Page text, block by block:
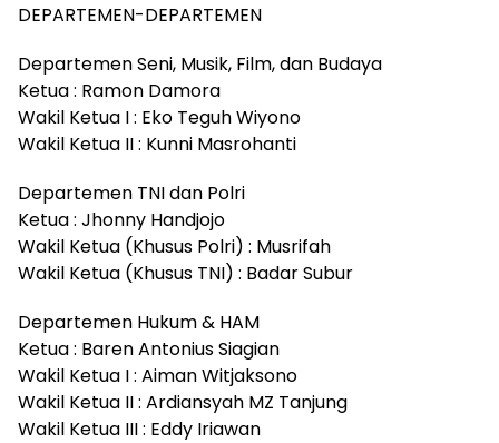
DEPARTEMEN-DEPARTEMEN
Departemen Seni, Musik, Film, dan Budaya
Ketua : Ramon Damora
Wakil Ketua I : Eko Teguh Wiyono
Wakil Ketua II : Kunni Masrohanti
Departemen TNI dan Polri
Ketua : Jhonny Handjojo
Wakil Ketua (Khusus Polri) : Musrifah
Wakil Ketua (Khusus TNI) : Badar Subur
Departemen Hukum & HAM
Ketua : Baren Antonius Siagian
Wakil Ketua I : Aiman Witjaksono
Wakil Ketua II : Ardiansyah MZ Tanjung
Wakil Ketua III : Eddy Iriawan